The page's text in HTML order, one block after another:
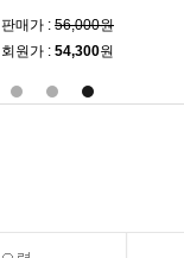
판매가 : 56,000원
회원가 : 54,300원